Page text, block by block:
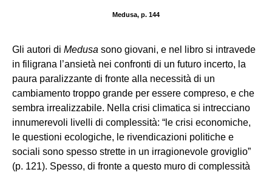
Medusa, p. 144
Gli autori di Medusa sono giovani, e nel libro si intravede
in filigrana l’ansietà nei confronti di un futuro incerto, la
paura paralizzante di fronte alla necessità di un
cambiamento troppo grande per essere compreso, e che
sembra irrealizzabile. Nella crisi climatica si intrecciano
innumerevoli livelli di complessità: “le crisi economiche,
le questioni ecologiche, le rivendicazioni politiche e
sociali sono spesso strette in un irragionevole groviglio”
(p. 121). Spesso, di fronte a questo muro di complessità